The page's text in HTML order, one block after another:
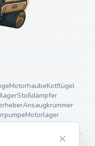
MotorhaubeKotflügel
Stoßdämpfer
Ansaugkrümmer
Motorlager
Endschalldämpfer
Querlenker